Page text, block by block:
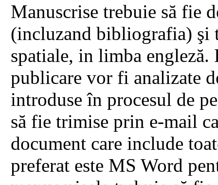
Manuscrise trebuie să fie
(incluzand bibliografia) şi
spatiale, in limba
publicare vor fi analizate
introduse în procesul de
să fie trimise prin e-mail
document care include
preferat este MS Word